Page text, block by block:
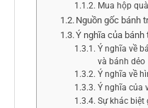
Mua hộp
Nguồn gốc bánh
Ý nghĩa của bánh
Ý nghĩa về
và bánh dẻo
Ý nghĩa về
Ý nghĩa của
Sự khác biệt